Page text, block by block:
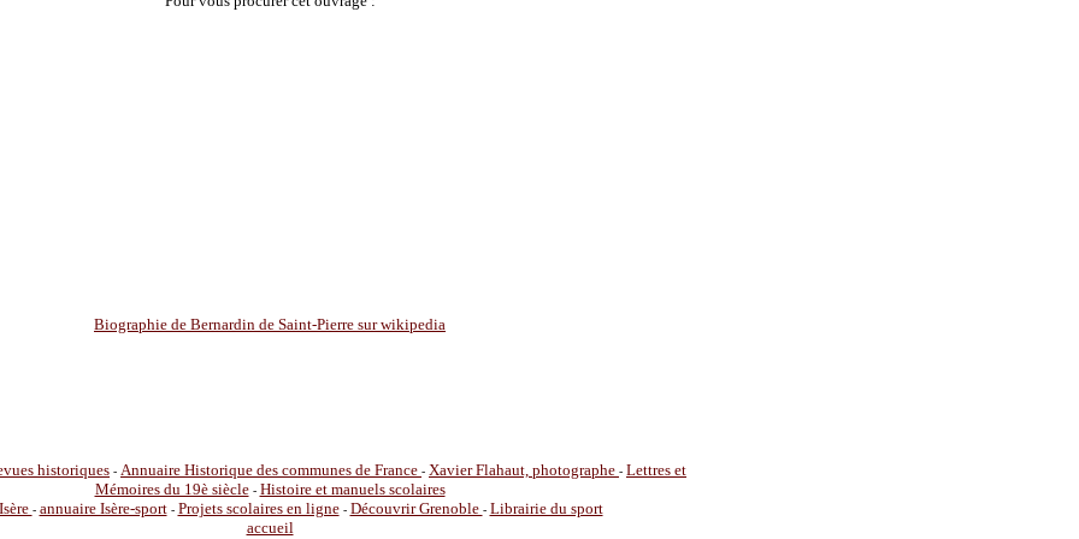
Biographie de Bernardin de Saint-Pierre sur wikipedia
historiques - Annuaire Historique des communes de France - Xavier Flahaut, photographe - Lettres et
Mémoires du 19è siècle- Histoire et manuels scolaires
- annuaire Isère-sport- Projets scolaires en ligne- Découvrir Grenoble - Librairie du sport
accueil